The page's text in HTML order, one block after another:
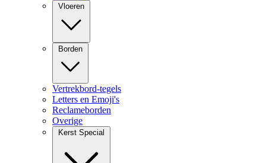
Vloeren
Borden
Vertrekbord-tegels
Letters en Emoji's
Reclameborden
Overige
Kerst Special